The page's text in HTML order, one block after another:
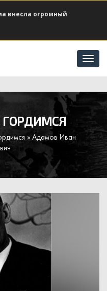
внесла огромный
» Адамов Иван